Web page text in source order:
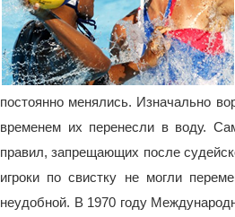
постоянно менялись. Изначально
временем их перенесли в воду.
правил, запрещающих после
игроки по свистку не могли
неудобной. В 1970 году